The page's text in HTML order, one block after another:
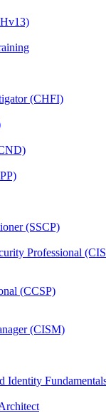
(CHFI)
(SSCP)
Professional
(CCSP)
(CISM)
Identity